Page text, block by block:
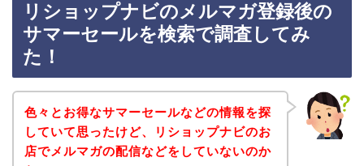
リショップナビのメルマガ登録後の
サマーセールを検索で調査してみ
た！
色々とお得なサマーセールなどの情報を探
していて思ったけど、リショップナビのお
店でメルマガの配信などをしていないのか